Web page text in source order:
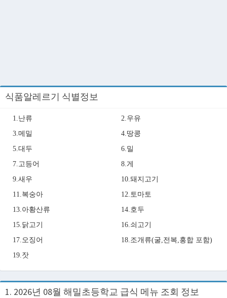
식품알레르기 식별정보
1.난류
2.우유
3.메밀
4.땅콩
5.대두
6.밀
7.고등어
8.게
9.새우
10.돼지고기
11.복숭아
12.토마토
13.아황산류
14.호두
15.닭고기
16.쇠고기
17.오징어
18.조개류(굴,전복,홍합 포함)
19.잣
1. 2026년 08월 해밀초등학교 급식 메뉴 조회 정보